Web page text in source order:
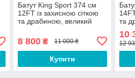
Батут King Sport 374 см
12FT із захисною сіткою
та драбиною, великий
8 800₴ 11 000 ₴
Купити
та
10
12